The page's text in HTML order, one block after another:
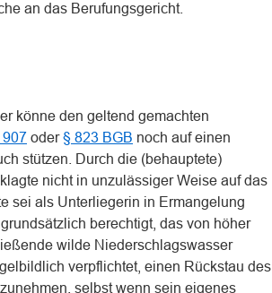
an das Berufungsgericht.
könne den geltend gemachten
907 oder§ 823 BGB noch auf einen
stützen. Durch die (behauptete)
nicht in unzulässiger Weise auf das
sei als Unterliegerin in Ermangelung
berechtigt, das von höher
wilde Niederschlagswasser
verpflichtet, einen Rückstau des
selbst wenn sein eigenes